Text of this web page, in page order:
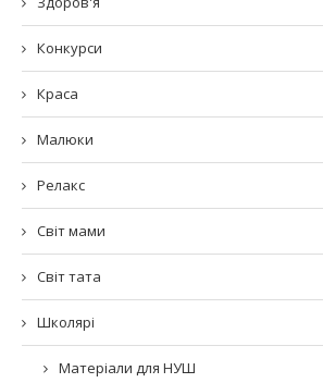
Конкурси
Краса
Малюки
Релакс
Світ мами
Світ тата
Школярі
Матеріали для НУШ